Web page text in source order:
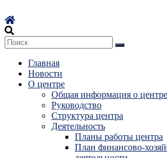
к
содержимому
Главная
Новости
О центре
Общая информация о центре
Руководство
Структура центра
Деятельность
Планы работы центра
План финансово-